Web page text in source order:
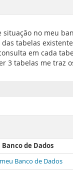
situação no meu
tabelas
em cada
3 tabelas me
de Dados
Banco de Dados